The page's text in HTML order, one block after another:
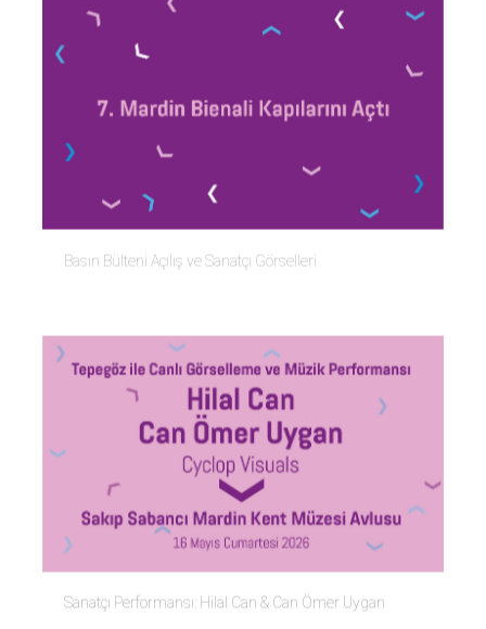
Basın Bülteni Açılış ve Sanatçı Görselleri
Sanatçı Performansı: Hilal Can & Can Ömer Uygan